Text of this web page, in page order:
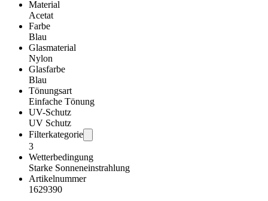
Material
Acetat
Farbe
Blau
Glasmaterial
Nylon
Glasfarbe
Blau
Tönungsart
Einfache Tönung
UV-Schutz
UV Schutz
Filterkategorie
3
Wetterbedingung
Starke Sonneneinstrahlung
Artikelnummer
1629390